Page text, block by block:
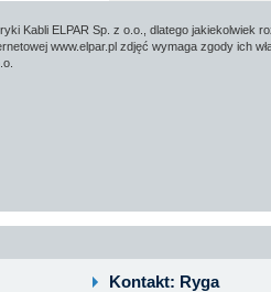
Kabli ELPAR Sp. z o.o., dlatego jakiekolwiek
www.elpar.pl zdjęć wymaga zgody ich
Kontakt: Ryga